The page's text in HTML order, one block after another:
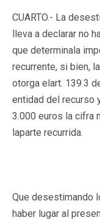
CUARTO.- La
lleva a declarar no
que determinala
recurrente, si bien,
otorga elart. 139.3
entidad del recurso
3.000 euros la cifra
laparte recurrida.
Que desestimando
haber lugar al